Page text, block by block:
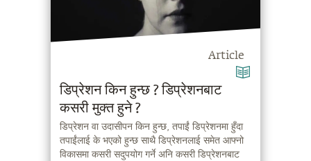
Article
डिप्रेशन किन हुन्छ ? डिप्रेशनबाट
कसरी मुक्त हुने ?
डिप्रेशन वा उदासीपन किन हुन्छ, तपाईं डिप्रेशनमा हुँदा
तपाईंलाई के भएको हुन्छ साथै डिप्रेशनलाई समेत आफ्नो
विकासमा कसरी सदुपयोग गर्ने अनि कसरी डिप्रेशनबाट